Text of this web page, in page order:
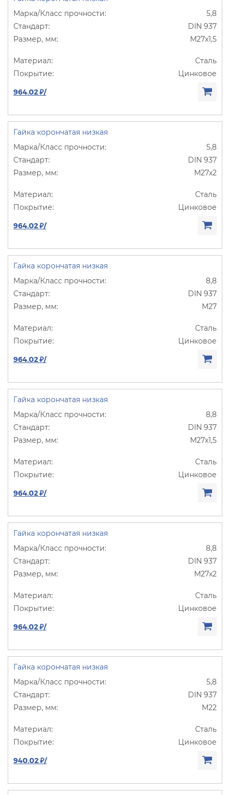
5,8
DIN 937
М27х1,5
Сталь
Цинковое
964.02 ₽/
Гайка корончатая низкая
5,8
DIN 937
М27х2
Сталь
Цинковое
964.02 ₽/
Гайка корончатая низкая
8,8
DIN 937
М27
Сталь
Цинковое
964.02 ₽/
Гайка корончатая низкая
8,8
DIN 937
М27х1,5
Сталь
Цинковое
964.02 ₽/
Гайка корончатая низкая
8,8
DIN 937
М27х2
Сталь
Цинковое
964.02 ₽/
Гайка корончатая низкая
5,8
DIN 937
М22
Сталь
Цинковое
940.02 ₽/